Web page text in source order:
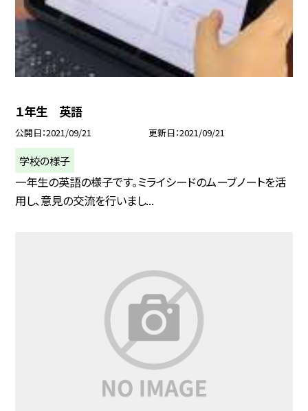
１年生 英語
公開日 2021/09/21 更新日 2021/09/21
学校の様子
一年生の英語の様子です。ミライシードのムーブノートを活
用し、意見の交流を行いまし...